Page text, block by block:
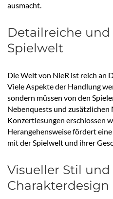
ausmacht.
Detailreiche
Spielwelt
Die Welt von NieR ist reich an
Viele Aspekte der Handlung
sondern müssen von den
Nebenquests und
Konzertlesungen erschlossen
Herangehensweise fördert
mit der Spielwelt und ihrer
Visueller Stil und
Charakterdesign